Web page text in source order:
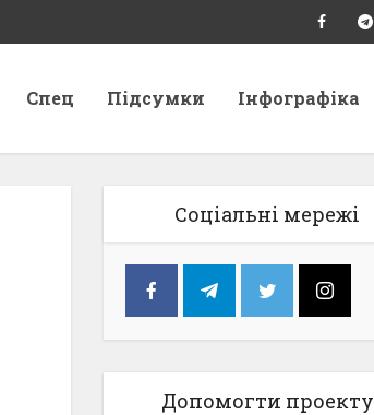
Спец Підсумки Інфографіка
Соціальні мережі
Допомогти проекту